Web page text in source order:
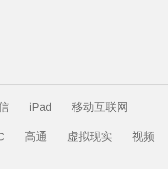
iPad 移动互联网
高通 虚拟现实 视频